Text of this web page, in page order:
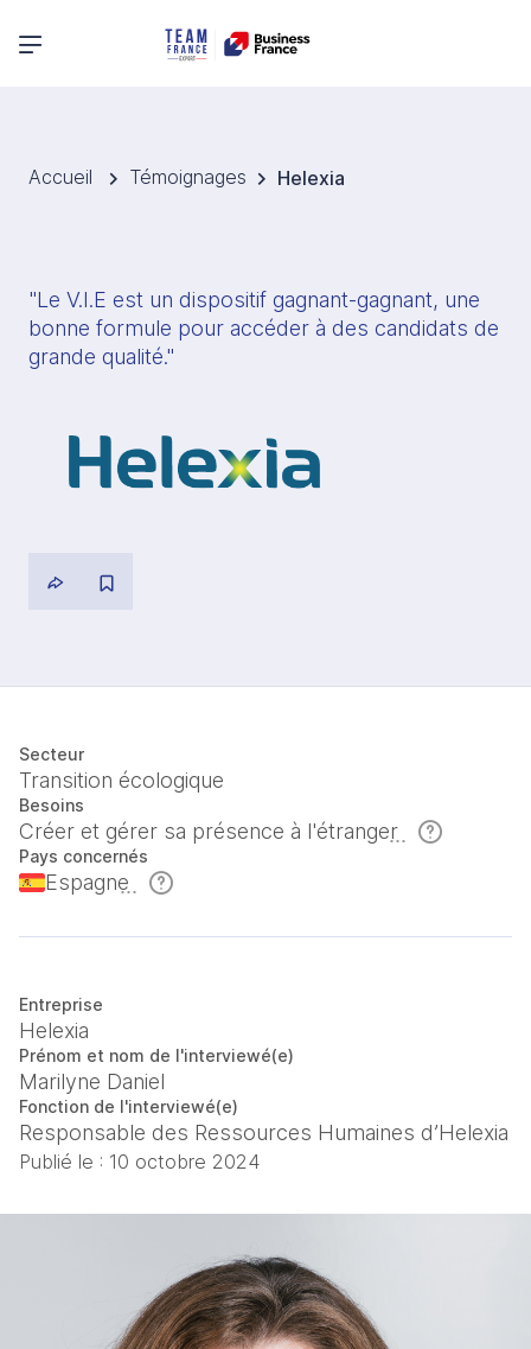
Menu principal
Accueil Témoignages Helexia
"Le V.I.E est un dispositif gagnant-gagnant, une
bonne formule pour accéder à des candidats de
grande qualité."
Secteur
Transition écologique
Besoins
Créer et gérer sa présence à l'étranger
Pays concernés
Espagne
Entreprise
Helexia
Prénom et nom de l'interviewé(e)
Marilyne Daniel
Fonction de l'interviewé(e)
Responsable des Ressources Humaines d’Helexia
Publié le : 10 octobre 2024